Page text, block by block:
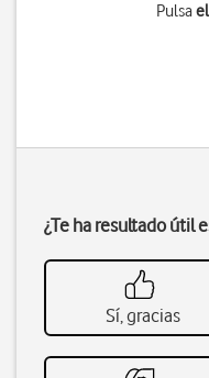
Pulsa
¿Te ha resultado útil
Sí, gracias